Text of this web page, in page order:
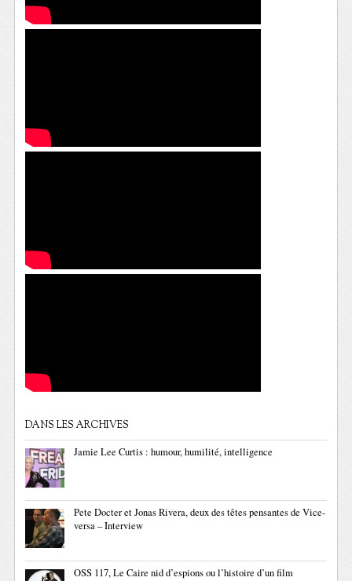
DANS LES ARCHIVES
Jamie Lee Curtis : humour, humilité, intelligence
Pete Docter et Jonas Rivera, deux des têtes pensantes de Vice-
versa – Interview
OSS 117, Le Caire nid d’espions ou l’histoire d’un film